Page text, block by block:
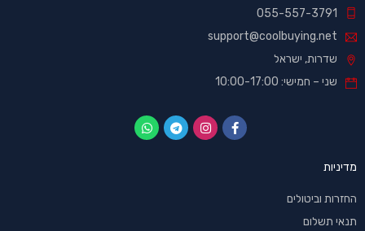
055-557-3791
support@coolbuying.net
שדרות, ישראל
שני – חמישי: 10:00-17:00
מדיניות
החזרות וביטולים
תנאי תשלום